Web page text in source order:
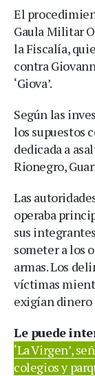
El
Gaula Militar
la Fiscalía,
contra
‘Giova’.
Según las
los supuestos
dedicada a
Rionegro,
Las
operaba
sus
someter a los
armas. Los
víctimas
exigían
Le puede
‘La Virgen’,
colegios y